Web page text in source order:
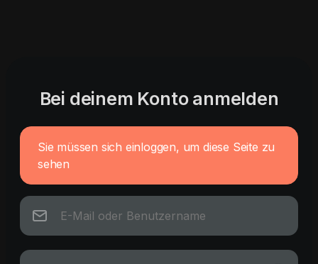
Bei deinem Konto anmelden
Sie müssen sich einloggen, um diese Seite zu
sehen